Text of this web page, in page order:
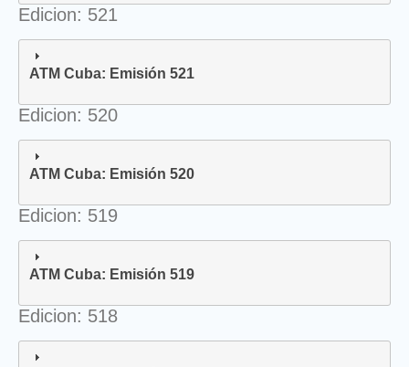
Edicion: 521
ATM Cuba: Emisión 521
Edicion: 520
ATM Cuba: Emisión 520
Edicion: 519
ATM Cuba: Emisión 519
Edicion: 518